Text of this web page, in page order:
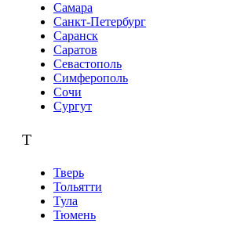
Самара
Санкт-Петербург
Саранск
Саратов
Севастополь
Симферополь
Сочи
Сургут
Т
Тверь
Тольятти
Тула
Тюмень